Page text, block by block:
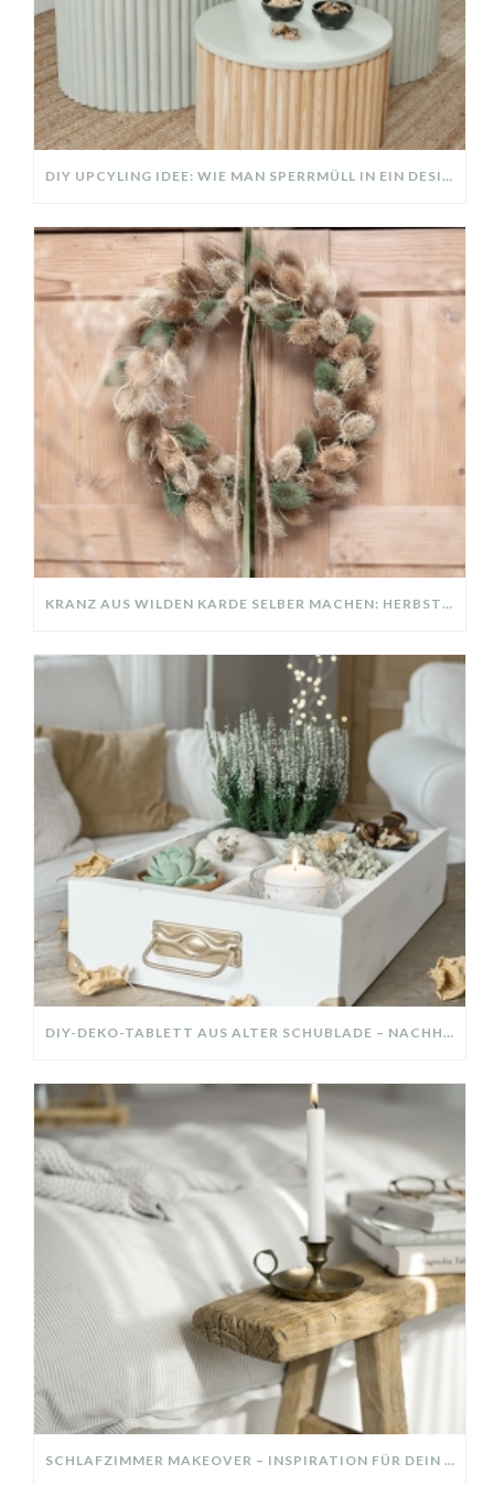
DIY UPCYLING IDEE: WIE MAN SPERRMÜLL IN EIN DESIGNER TEIL VERWANDELT
KRANZ AUS WILDEN KARDE SELBER MACHEN: HERBSTDEKO GANZ EINFACH
DIY-DEKO-TABLETT AUS ALTER SCHUBLADE – NACHHALTIGE HERBSTDEKO SELBER MACHEN!
SCHLAFZIMMER MAKEOVER – INSPIRATION FÜR DEIN SCHLAFZIMMER: AUS ALT MACH NEU – HELL, GEMÜTLICH UND EINLADEND